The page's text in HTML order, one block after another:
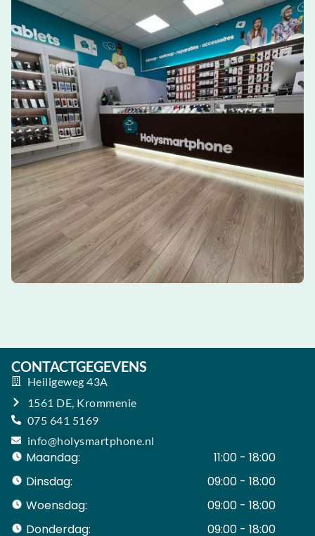
CONTACTGEGEVENS
Heiligeweg 43A
1561 DE, Krommenie
075 641 5169
info@holysmartphone.nl
Maandag:
11:00 - 18:00
Dinsdag:
09:00 - 18:00
Woensdag:
09:00 - 18:00
Donderdag:
09:00 - 18:00